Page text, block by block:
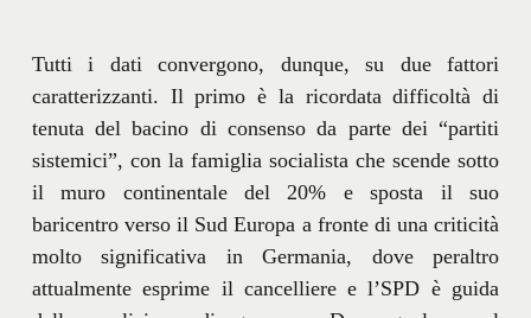
Tutti i dati convergono, dunque, su due fattori
caratterizzanti. Il primo è la ricordata difficoltà di
tenuta del bacino di consenso da parte dei “partiti
sistemici”, con la famiglia socialista che scende sotto
il muro continentale del 20% e sposta il suo
baricentro verso il Sud Europa a fronte di una criticità
molto significativa in Germania, dove peraltro
attualmente esprime il cancelliere e l’SPD è guida